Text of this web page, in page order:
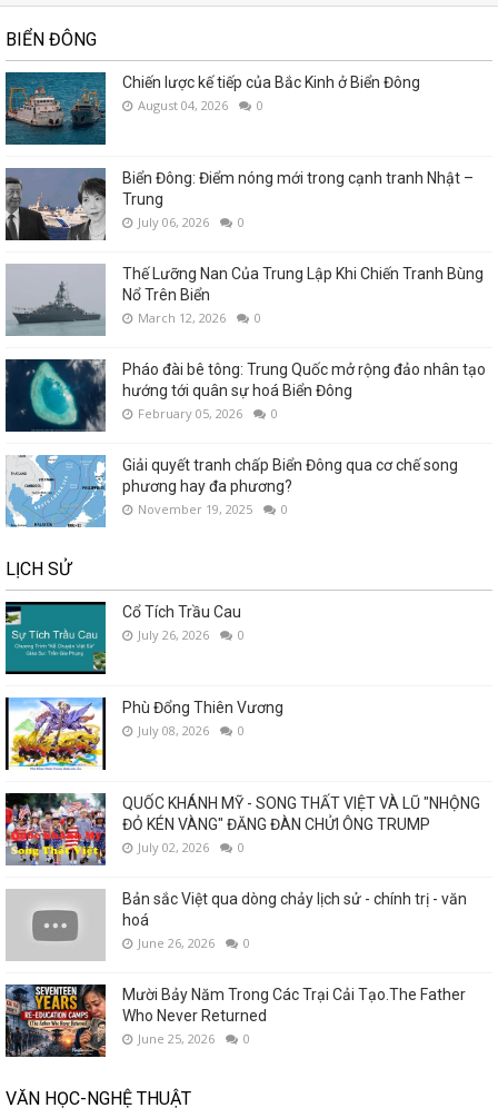
BIỂN ĐÔNG
Chiến lược kế tiếp của Bắc Kinh ở Biển Đông
August 04, 2026 0
Biển Đông: Điểm nóng mới trong cạnh tranh Nhật –
Trung
July 06, 2026 0
Thế Lưỡng Nan Của Trung Lập Khi Chiến Tranh Bùng
Nổ Trên Biển
March 12, 2026 0
Pháo đài bê tông: Trung Quốc mở rộng đảo nhân tạo
hướng tới quân sự hoá Biển Đông
February 05, 2026 0
Giải quyết tranh chấp Biển Đông qua cơ chế song
phương hay đa phương?
November 19, 2025 0
LỊCH SỬ
Cổ Tích Trầu Cau
July 26, 2026 0
Phù Đổng Thiên Vương
July 08, 2026 0
QUỐC KHÁNH MỸ - SONG THẤT VIỆT VÀ LŨ "NHỘNG
ĐỎ KÉN VÀNG" ĐĂNG ĐÀN CHỬI ÔNG TRUMP
July 02, 2026 0
Bản sắc Việt qua dòng chảy lịch sử - chính trị - văn
hoá
June 26, 2026 0
Mười Bảy Năm Trong Các Trại Cải Tạo.The Father
Who Never Returned
June 25, 2026 0
VĂN HỌC-NGHỆ THUẬT